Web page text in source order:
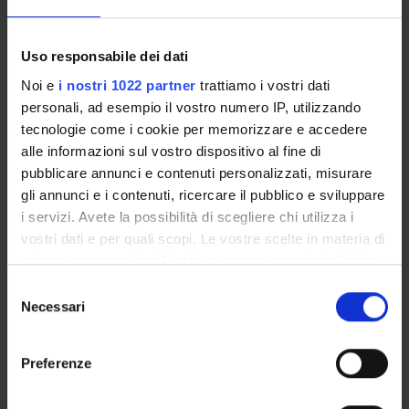
Uso responsabile dei dati
Noi e i nostri 1022 partner trattiamo i vostri dati
personali, ad esempio il vostro numero IP, utilizzando
tecnologie come i cookie per memorizzare e accedere
alle informazioni sul vostro dispositivo al fine di
pubblicare annunci e contenuti personalizzati, misurare
gli annunci e i contenuti, ricercare il pubblico e sviluppare
i servizi. Avete la possibilità di scegliere chi utilizza i
vostri dati e per quali scopi. Le vostre scelte in materia di
privacy sono applicabili solo su questa proprietà digitale
modificare o revocare il proprio consenso in qualsiasi
momento dalla Dichiarazione sui cookie o facendo clic
delNecessari
Preferenze
S.T.E.P.S.
DNBM
NEWS
Assegnazione Senior Research Fellowship FISM - Dr. Nicola
Al via il nuovo ciclo del Dottorato di interesse nazionale in